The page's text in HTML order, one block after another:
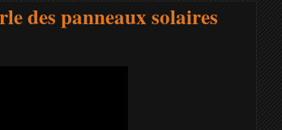
des panneaux solaires